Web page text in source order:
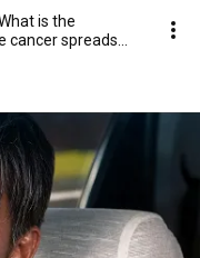
is the
cancer spreads